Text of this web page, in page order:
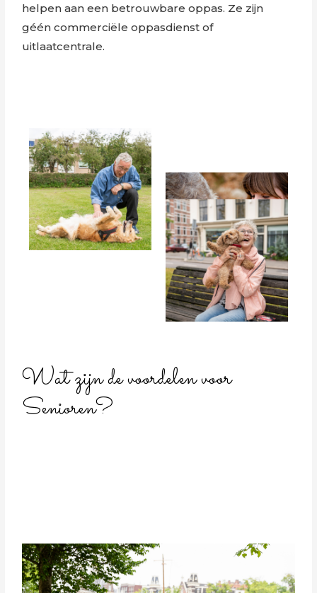
helpen aan een betrouwbare oppas. Ze zijn
géén commerciële oppasdienst of
uitlaatcentrale.
Wat zijn de voordelen voor
Senioren?